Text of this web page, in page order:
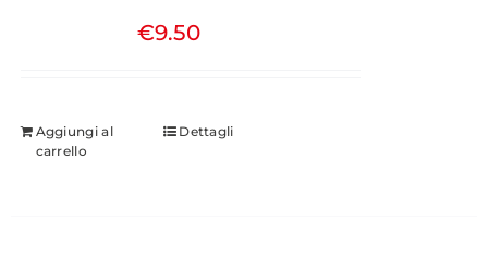
€9.50
Aggiungi al
carrello
Dettagli